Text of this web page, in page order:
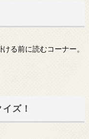
る前に読むコーナー。
ズ！